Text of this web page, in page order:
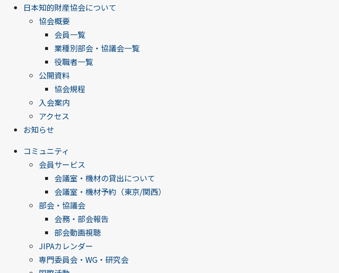
日本知的財産協会について
協会概要
会員一覧
業種別部会・協議会一覧
役職者一覧
公開資料
協会規程
入会案内
アクセス
お知らせ
コミュニティ
会員サービス
会議室・機材の貸出について
会議室・機材予約（東京/関西）
部会・協議会
会務・部会報告
部会動画視聴
JIPAカレンダー
専門委員会・WG・研究会